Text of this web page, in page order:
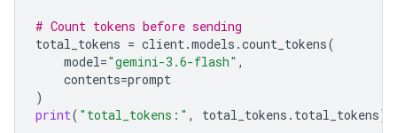
# Count tokens before sending
total_tokens = client.models .count_tokens(
model="gemini-3.6-flash" ,
contents=prompt
)
print( "total_tokens:" , total_tokens . total_tokens)